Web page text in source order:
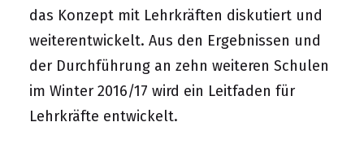
das Konzept mit Lehrkräften diskutiert und
weiterentwickelt. Aus den Ergebnissen und
der Durchführung an zehn weiteren Schulen
im Winter 2016/17 wird ein Leitfaden für
Lehrkräfte entwickelt.